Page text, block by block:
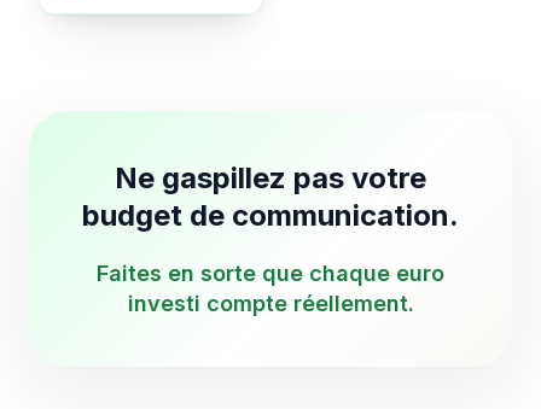
Ne gaspillez pas votre
budget de communication.
Faites en sorte que chaque euro
investi compte réellement.